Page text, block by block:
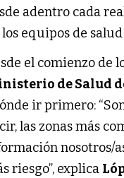
adentro cada
los equipos de
el comienzo de
de Salud
ir primero:
las zonas más
nosotros/
riesgo”, explica